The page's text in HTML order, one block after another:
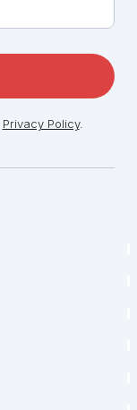
Privacy Policy.